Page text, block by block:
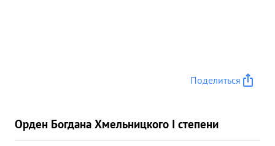
Поделиться
Орден Богдана Хмельницкого I степени